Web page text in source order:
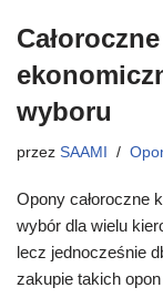
wyboru
przez SAAMI
Opony całoroczne
wybór dla wielu
lecz jednocześnie
zakupie takich